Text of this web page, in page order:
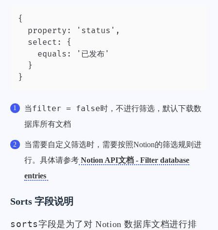
{
  property: 'status',
  select: {
}
当filter = false时，不进行筛选，默认下载数
据库所有文档
当需要自定义筛选时，需要按照Notion的筛选规则进
行。具体请参考 Notion API文档 - Filter database
entries
Sorts 字段说明
sorts字段是为了对 Notion 数据库文档进行排